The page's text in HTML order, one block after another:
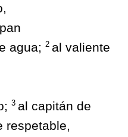
agua;
2 al valiente
3 al capitán de
respetable,